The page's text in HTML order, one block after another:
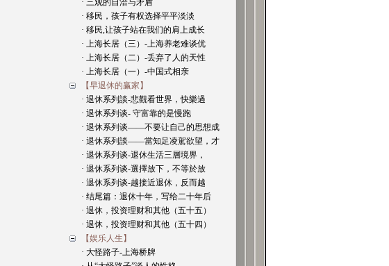
· 三观的自洽与矛盾
· 移民，孩子有权选择平平淡淡
· 移民,让孩子站在我们的肩上成长
· 上海长居（三）-上海养老难谈优
· 上海长居（二）-丢弃了人的天性
· 上海长居（一）-中国式相亲
【早退休的赢家】
· 退休系列談-悲觀看世界，快樂過
· 退休系列谈- 守富靠的是慢跑
· 退休系列谈——不要让自己的思想成
· 退休系列談——當知足凌駕欲望，才
· 退休系列谈-退休生活三層境界，
· 退休系列谈-選擇放下，不等於放
· 退休系列谈-越接近退休，反而越
· 结尾篇：退休十年，写给二十年后
· 退休，投资理财和其他（五十五）
· 退休，投资理财和其他（五十四）
【娱乐人生】
· 大怪路子-上海桥牌